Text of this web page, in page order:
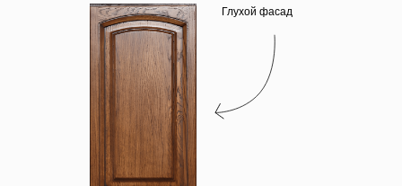
Глухой фасад